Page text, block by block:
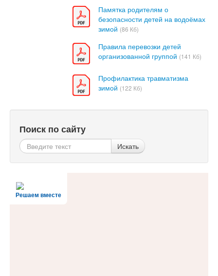
Памятка родителям о
безопасности детей на водоёмах
зимой (86 Кб)
Правила перевозки детей
организованной группой (141 Кб)
Профилактика травматизма
зимой (122 Кб)
Поиск по сайту
Искать
Решаем вместе